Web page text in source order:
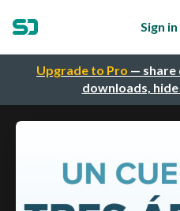
Upgrade to Pro — share
downloads,
Sign in